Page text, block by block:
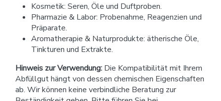
Kosmetik: Seren, Öle und Duftproben.
Pharmazie & Labor: Probenahme, Reagenzien und
Präparate.
Aromatherapie & Naturprodukte: ätherische Öle,
Tinkturen und Extrakte.
Hinweis zur Verwendung: Die Kompatibilität mit Ihrem
Abfüllgut hängt von dessen chemischen Eigenschaften
ab. Wir können keine verbindliche Beratung zur